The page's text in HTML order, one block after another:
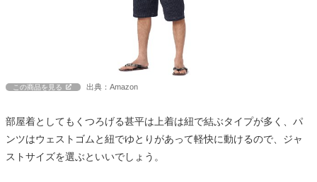
この商品を見る 出典：Amazon
部屋着としてもくつろげる甚平は上着は紐で結ぶタイプが多く、パ
ンツはウェストゴムと紐でゆとりがあって軽快に動けるので、ジャ
ストサイズを選ぶといいでしょう。